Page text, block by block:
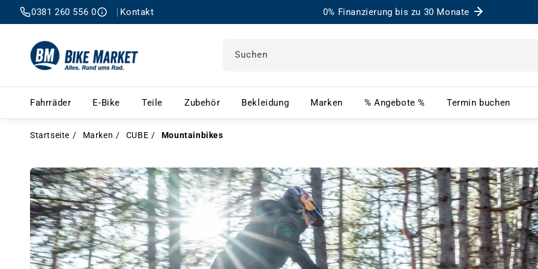
0381 260 556 0 Kontakt 0% Finanzierung bis zu 30 Monate
Suchen
Fahrräder Fahrräder – Menü öffnen
E-Bike E-Bike – Menü öffnen
Teile Teile – Menü öffnen
Zubehör Zubehör – Menü öffnen
Bekleidung Bekleidung – Menü öffnen
Marken Marken – Menü öffnen
% Angebote % % Angebote % – Menü
Termin buchen
Startseite Marken CUBE Mountainbikes